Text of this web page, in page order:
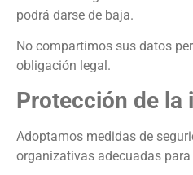
podrá darse de baja.
No compartimos sus datos
obligación legal.
Protección de la
Adoptamos medidas de
organizativas adecuadas